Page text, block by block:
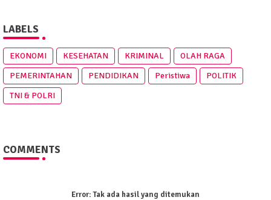
LABELS
EKONOMI KESEHATAN KRIMINAL
OLAH RAGA
PEMERINTAHAN
PENDIDIKAN Peristiwa
POLITIK
TNI & POLRI
COMMENTS
Error:Tak ada hasil yang ditemukan